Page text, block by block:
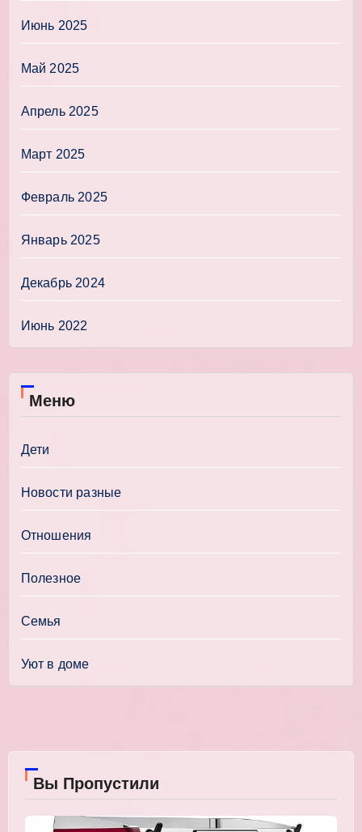
Июнь 2025
Май 2025
Апрель 2025
Март 2025
Февраль 2025
Январь 2025
Декабрь 2024
Июнь 2022
Меню
Дети
Новости разные
Отношения
Полезное
Семья
Уют в доме
Вы Пропустили